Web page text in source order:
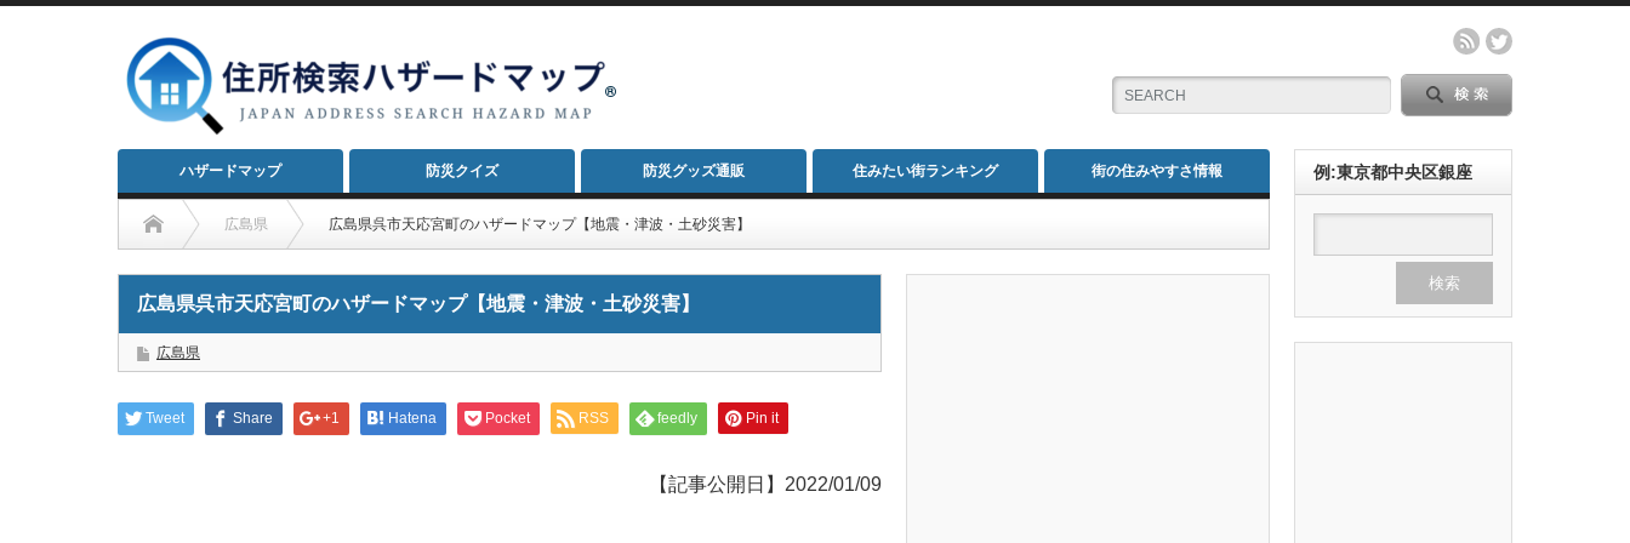
ハザードマップ 防災クイズ 防災グッズ通販 住みたい街ランキング 街の住みやすさ情報
広島県 広島県呉市天応宮町のハザードマップ【地震・津波・土砂災害】
広島県呉市天応宮町のハザードマップ【地震・津波・土砂災害】
広島県
Tweet Share +1 Hatena Pocket RSS feedly Pin it
【記事公開日】2022/01/09
例:東京都中央区銀座